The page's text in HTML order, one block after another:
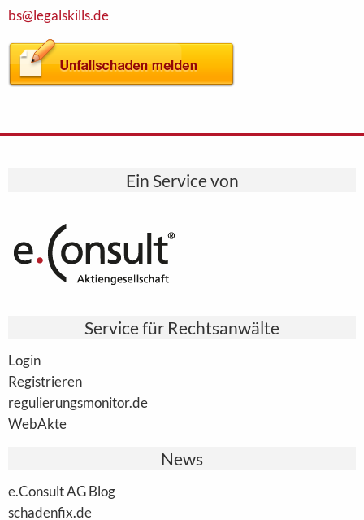
bs@legalskills.de
Ein Service von
Service für Rechtsanwälte
Login
Registrieren
regulierungsmonitor.de
WebAkte
News
e.Consult AG Blog
schadenfix.de